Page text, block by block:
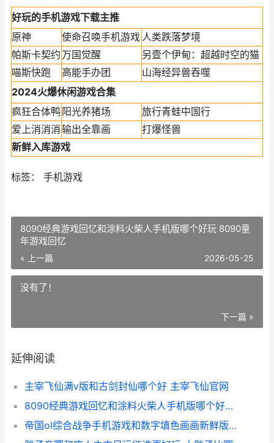
好玩的手机游戏下载主推
原神
使命召唤手机游戏 人类跌落梦境
帕斯卡契约 万国觉醒
另壹个伊甸：超越时空的猫
喵斯快跑
高能手办团
山海经异兽吞噬
2024火爆休闲游戏合集
疯狂合体鸭 阳光养猪场
旅行青蛙中国行
爱上消消消输出全靠画
打爆怪兽
新鲜入库游戏
标签： 手机游戏
8090经典游戏回忆和涂料火柴人手机版哪个好玩 8090童
年游戏回忆
« 上一篇 2026-05-25
没有了！
下一篇 »
延伸阅读
主宰飞仙满v版和古剑封仙哪个好 主宰飞仙官网
8090经典游戏回忆和涂料火柴人手机版哪个好玩 8090童年游戏回忆
帝国ol综合战争手机游戏和数字填色画画新鲜版谁更好玩 帝国ol游戏